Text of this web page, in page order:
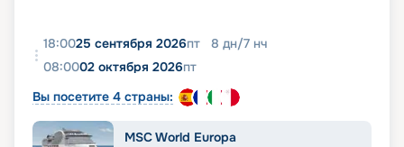
18:0025 сентября 2026пт 8 дн/7 нч
08:0002 октября 2026пт
Вы посетите 4 страны:
MSC World Europa